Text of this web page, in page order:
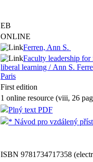
EB
ONLINE
Ferren, Ann S.
Faculty leadership for
liberal learning / Ann S.
Paris
First edition
1 online resource (viii, 26
Plný text PDF
* Návod pro vzdálený
ISBN 9781734717358